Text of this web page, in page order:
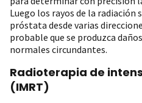
Luego los rayos de la radiación
próstata desde varias
probable que se produzca
normales circundantes.
Radioterapia de
(IMRT)